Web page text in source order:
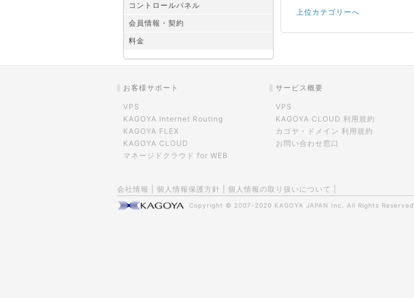
コントロールパネル
会員情報・契約
料金
上位カテゴリーへ
お客様サポート
VPS
KAGOYA Internet Routing
KAGOYA FLEX
KAGOYA CLOUD
マネージドクラウド for WEB
サービス概要
VPS
KAGOYA CLOUD 利用規約
カゴヤ・ドメイン 利用規約
お問い合わせ窓口
会社情報 個人情報保護方針 個人情報の取り扱いについて
Copyright © 2007-2020 KAGOYA JAPAN Inc. All Rights Reserved.